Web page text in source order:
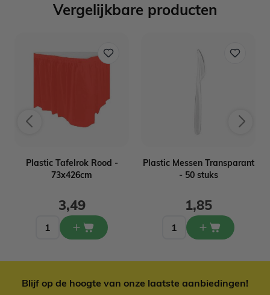
Vergelijkbare producten
Plastic Tafelrok Rood -
73x426cm
3,49
Plastic Messen Transparant
- 50 stuks
1,85
Blijf op de hoogte van onze laatste aanbiedingen!